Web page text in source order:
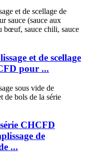
et de scellage
pour ...
CHCFD
de
...